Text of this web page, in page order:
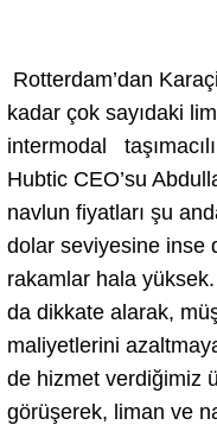
Rotterdam’dan
kadar çok sayıdaki
intermodal
Hubtic CEO’su
navlun fiyatları şu
dolar seviyesine inse
rakamlar hala
da dikkate alarak,
maliyetlerini
de hizmet verdiğimiz
görüşerek, liman ve